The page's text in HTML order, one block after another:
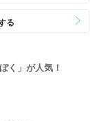
く」が人気！